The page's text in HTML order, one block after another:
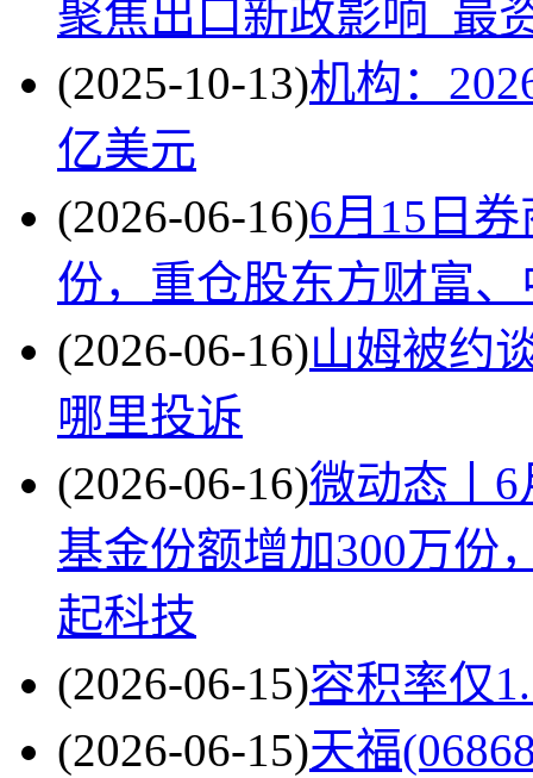
聚焦出口新政影响_最
(2025-10-13)机构：
亿美元
(2026-06-16)6月15日
份，重仓股东方财富
(2026-06-16)山姆被约
哪里投诉
(2026-06-16)微动态丨6
基金份额增加300万份
起科技
(2026-06-15)容积率仅
(2026-06-15)天福